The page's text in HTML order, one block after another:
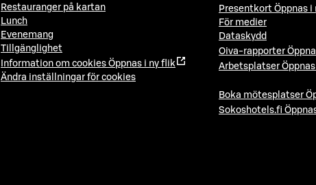
Restauranger på kartan
Lunch
Evenemang
Tillgänglighet
Information om cookies Öppnas i ny flik
Ändra inställningar för cookies
Presentkort Öppnas i
För medier
Dataskydd
Oiva-rapporter
Arbetsplatser
Boka mötesplatser
Sokoshotels.fi